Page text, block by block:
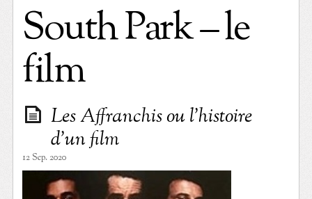
South Park – le
film
Les Affranchis ou l’histoire
d’un film
12 Sep. 2020